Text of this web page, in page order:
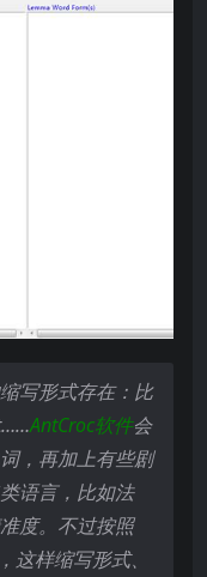
写形式存在：比
……AntCroc软件会
，再加上有些剧
语言，比如法
度。不过按照
这样缩写形式、